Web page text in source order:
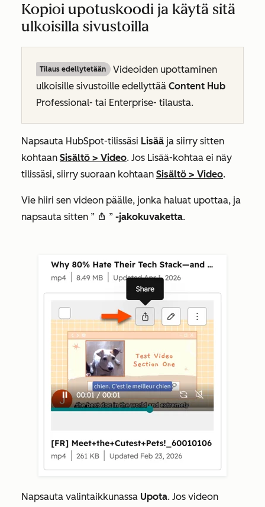
Kopioi upotuskoodi ja käytä sitä
ulkoisilla sivustoilla
Tilaus edellytetään
Videoiden upottaminen
ulkoisille sivustoille edellyttää Content Hub
Professional- tai Enterprise- tilausta.
Napsauta HubSpot-tilissäsi Lisää ja siirry sitten
kohtaan Sisältö > Video. Jos Lisää-kohtaa ei näy
tilissäsi, siirry suoraan kohtaan Sisältö > Video.​
Vie hiiri sen videon päälle, jonka haluat upottaa, ja
napsauta sitten ” shareIcon ” -jakokuvaketta.
Napsauta valintaikkunassa Upota. Jos videon